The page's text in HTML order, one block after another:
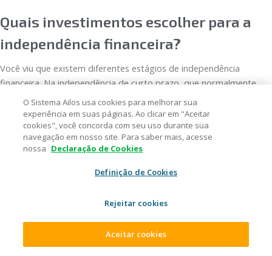
Quais investimentos escolher para a
independência financeira?
Você viu que existem diferentes estágios de independência
financeira. Na independência de curto prazo, que normalmente
envolve a construção de uma reserva de emergência, o ideal é
escolher ativos de liquidez diária e baixo risco, como o Tesouro
renda recorrente, o adequado é optar por ativos com vencimento
Previdência Privada, Fundos de Investimentos, Ações e outros.
Conheça a cooperativa de crédito Ailos: soluções que
cooperam com as suas necessidades!
O Sistema Ailos usa cookies para melhorar sua
experiência em suas páginas. Ao clicar em "Aceitar
cookies", você concorda com seu uso durante sua
navegação em nosso site. Para saber mais, acesse
nossa Declaração de Cookies
Definição de Cookies
Rejeitar cookies
Aceitar cookies